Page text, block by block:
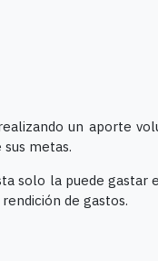
un aporte
metas.
solo la puede gastar
de gastos.